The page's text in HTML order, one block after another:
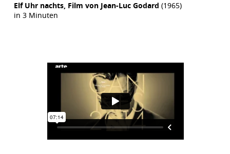
Elf Uhr nachts, Film von Jean-Luc Godard (1965)
in 3 Minuten